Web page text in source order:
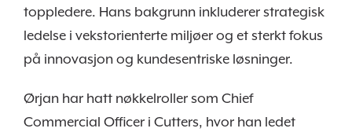
toppledere. Hans bakgrunn inkluderer strategisk
ledelse i vekstorienterte miljøer og et sterkt fokus
på innovasjon og kundesentriske løsninger.
Ørjan har hatt nøkkelroller som Chief
Commercial Officer i Cutters, hvor han ledet